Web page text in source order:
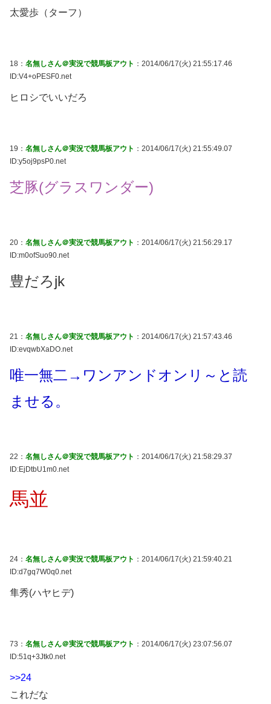
太愛歩（ターフ）
18： 名無しさん＠実況で競馬板アウト ：2014/06/17(火) 21:55:17.46
ID:V4+oPESF0.net
ヒロシでいいだろ
19： 名無しさん＠実況で競馬板アウト ：2014/06/17(火) 21:55:49.07
ID:y5oj9psP0.net
芝豚(グラスワンダー)
20： 名無しさん＠実況で競馬板アウト ：2014/06/17(火) 21:56:29.17
ID:m0ofSuo90.net
豊だろjk
21： 名無しさん＠実況で競馬板アウト ：2014/06/17(火) 21:57:43.46
ID:evqwbXaDO.net
唯一無二→ワンアンドオンリ～と読
ませる。
22： 名無しさん＠実況で競馬板アウト ：2014/06/17(火) 21:58:29.37
ID:EjDtbU1m0.net
馬並
24： 名無しさん＠実況で競馬板アウト ：2014/06/17(火) 21:59:40.21
ID:d7gq7W0q0.net
隼秀(ハヤヒデ)
73： 名無しさん＠実況で競馬板アウト ：2014/06/17(火) 23:07:56.07
ID:51q+3Jtk0.net
>>24
これだな